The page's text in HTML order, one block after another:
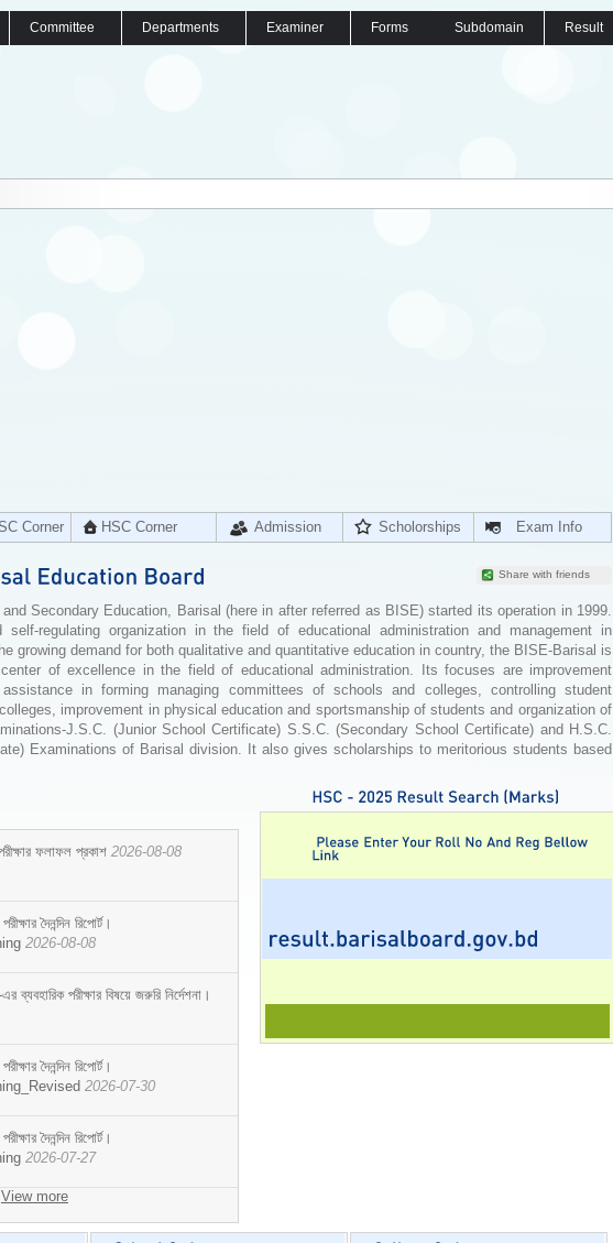
Committee Departments Examiner Forms Subdomain Result
Corner HSC Corner Admission Scholorships Exam Info
Share with friends
Secondary Education, Barisal (here in after referred as BISE) started its operation in 1999.
regulating organization in the field of educational administration and management in
growing demand for both qualitative and quantitative education in country, the BISE-Barisal is
of excellence in the field of educational administration. Its focuses are improvement
in forming managing committees of schools and colleges, controlling student
improvement in physical education and sportsmanship of students and organization of
J.S.C. (Junior School Certificate) S.S.C. (Secondary School Certificate) and H.S.C.
Examinations of Barisal division. It also gives scholarships to meritorious students based
ফলাফল প্রকাশ 2026-08-08
দৈনন্দিন রিপোর্ট।
2026-08-08
ব্যবহারিক পরীক্ষার বিষয়ে জরুরি নির্দেশনা।
দৈনন্দিন রিপোর্ট।
2026-07-30
দৈনন্দিন রিপোর্ট।
2026-07-27
View more